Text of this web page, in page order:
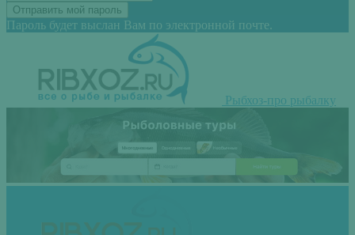
Пароль будет выслан Вам по электронной почте.
Рыбхоз-про рыбалку